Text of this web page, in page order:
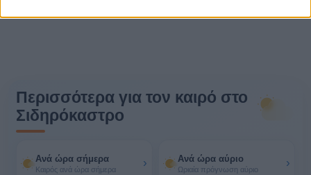
Περισσότερα για τον καιρό στο
Σιδηρόκαστρο
Ανά ώρα σήμερα
Καιρός ανά ώρα σήμερα › Ανά ώρα αύριο
Ωριαία πρόγνωση αύριο ›